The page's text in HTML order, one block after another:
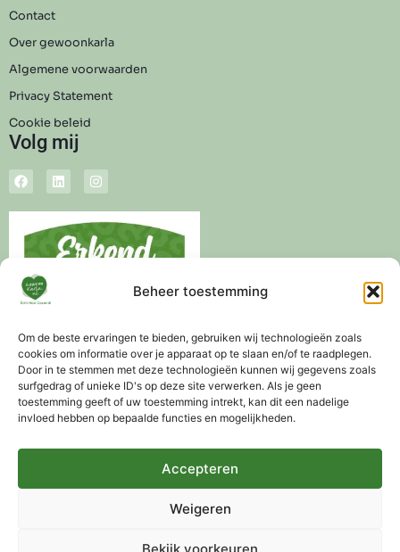
Beheer toestemming
Om de beste ervaringen te bieden, gebruiken wij technologieën zoals
cookies om informatie over je apparaat op te slaan en/of te raadplegen.
Door in te stemmen met deze technologieën kunnen wij gegevens zoals
surfgedrag of unieke ID's op deze site verwerken. Als je geen
toestemming geeft of uw toestemming intrekt, kan dit een nadelige
invloed hebben op bepaalde functies en mogelijkheden.
Accepteren
Weigeren
Bekijk voorkeuren
Contact
Over gewoonkarla
Algemene voorwaarden
Privacy Statement
Cookie beleid
Volg mij